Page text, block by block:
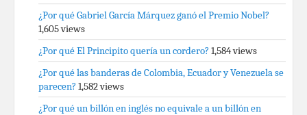
¿Por qué Gabriel García Márquez ganó el Premio Nobel?
1,605 views
¿Por qué El Principito quería un cordero? 1,584 views
¿Por qué las banderas de Colombia, Ecuador y Venezuela se
parecen? 1,582 views
¿Por qué un billón en inglés no equivale a un billón en